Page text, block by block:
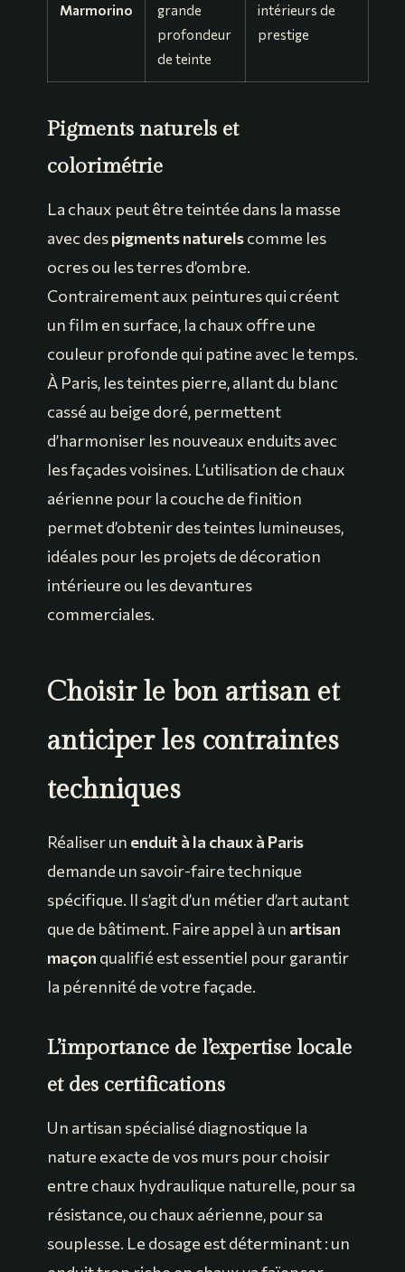
Marmorino
grande
profondeur
de teinte
intérieurs de
prestige
Pigments naturels et
colorimétrie
La chaux peut être teintée dans la masse
avec despigments naturelscomme les
ocres ou les terres d’ombre.
Contrairement aux peintures qui créent
un film en surface, la chaux offre une
couleur profonde qui patine avec le temps.
À Paris, les teintes pierre, allant du blanc
cassé au beige doré, permettent
d’harmoniser les nouveaux enduits avec
les façades voisines. L’utilisation de chaux
aérienne pour la couche de finition
permet d’obtenir des teintes lumineuses,
idéales pour les projets de décoration
intérieure ou les devantures
commerciales.
Choisir le bon artisan et
anticiper les contraintes
techniques
Réaliser un enduit à la chaux à Paris
demande un savoir-faire technique
spécifique. Il s’agit d’un métier d’art autant
que de bâtiment. Faire appel à un artisan
maçon qualifié est essentiel pour garantir
la pérennité de votre façade.
L’importance de l’expertise locale
et des certifications
Un artisan spécialisé diagnostique la
nature exacte de vos murs pour choisir
entre chaux hydraulique naturelle, pour sa
résistance, ou chaux aérienne, pour sa
souplesse. Le dosage est déterminant : un